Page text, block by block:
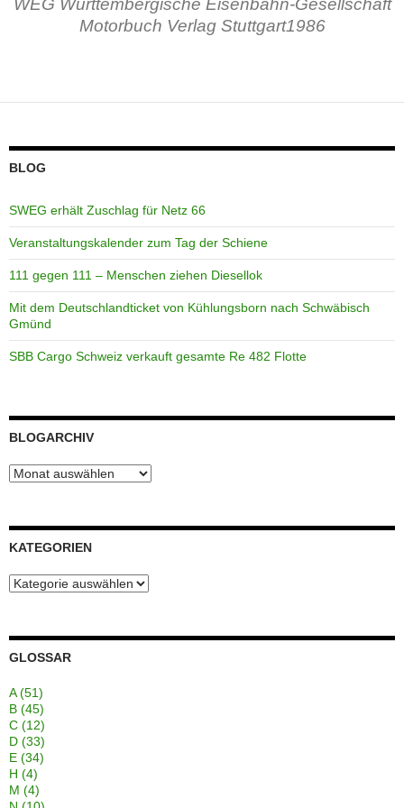
WEG Württembergische Eisenbahn-Gesellschaft
Motorbuch Verlag Stuttgart1986
BLOG
SWEG erhält Zuschlag für Netz 66
Veranstaltungskalender zum Tag der Schiene
111 gegen 111 – Menschen ziehen Diesellok
Mit dem Deutschlandticket von Kühlungsborn nach Schwäbisch
Gmünd
SBB Cargo Schweiz verkauft gesamte Re 482 Flotte
BLOGARCHIV
Blogarchiv
KATEGORIEN
Kategorien
GLOSSAR
A(51)
B (45)
C (12)
D (33)
E (34)
H (4)
M (4)